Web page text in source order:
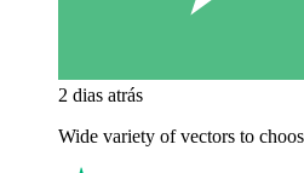
2 dias atrás
Wide variety of vectors to